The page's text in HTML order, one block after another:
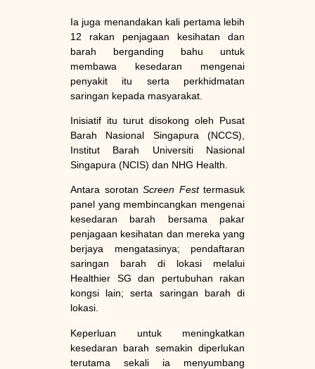
Ia juga menandakan kali pertama lebih
12 rakan penjagaan kesihatan dan
barah berganding bahu untuk
membawa kesedaran mengenai
penyakit itu serta perkhidmatan
saringan kepada masyarakat.
Inisiatif itu turut disokong oleh Pusat
Barah Nasional Singapura (NCCS),
Institut Barah Universiti Nasional
Singapura (NCIS) dan NHG Health.
Antara sorotan Screen Festtermasuk
panel yang membincangkan mengenai
kesedaran barah bersama pakar
penjagaan kesihatan dan mereka yang
berjaya mengatasinya; pendaftaran
saringan barah di lokasi melalui
Healthier SG dan pertubuhan rakan
kongsi lain; serta saringan barah di
lokasi.
Keperluan untuk meningkatkan
kesedaran barah semakin diperlukan
terutama sekali ia menyumbang